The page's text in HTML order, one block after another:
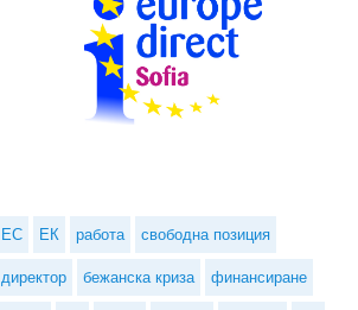
ЕС ЕК работа свободна позиция
директор бежанска криза финансиране